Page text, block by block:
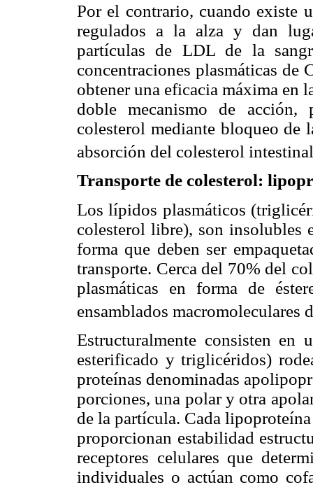
Por el contrario, cuando existe
regulados a la alza y dan
partículas de LDL de la
concentraciones plasmáticas
obtener una eficacia máxima en
doble mecanismo de
colesterol mediante bloqueo
absorción del colesterol
Transporte de colesterol:
Los lípidos plasmáticos
colesterol libre), son insolubles
forma que deben ser
transporte. Cerca del 70% del
plasmáticas en forma de
ensamblados macromoleculares
Estructuralmente consisten en
esterificado y triglicéridos)
proteínas denominadas
porciones, una polar y otra
de la partícula. Cada
proporcionan estabilidad
receptores celulares que
individuales o actúan como